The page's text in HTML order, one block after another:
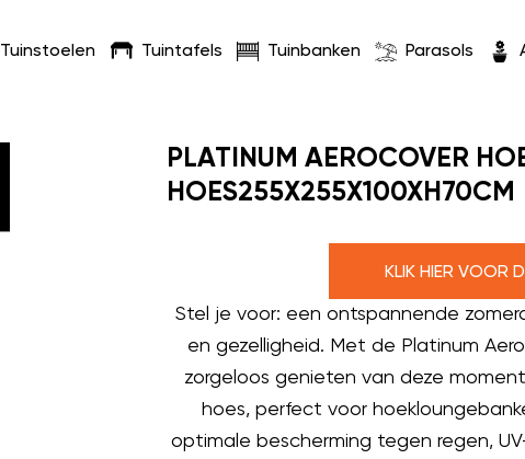
Tuinstoelen Tuintafels Tuinbanken Parasols
PLATINUM AEROCOVER
HOES255X255X100XH70CM
KLIK HIER VOOR
Stel je voor: een ontspannende
en gezelligheid. Met de Platinum
zorgeloos genieten van deze
hoes, perfect voor
optimale bescherming tegen regen,